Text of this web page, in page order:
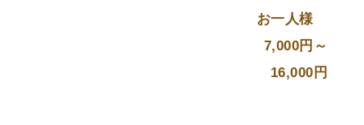
お一人様
7,000円～
16,000円